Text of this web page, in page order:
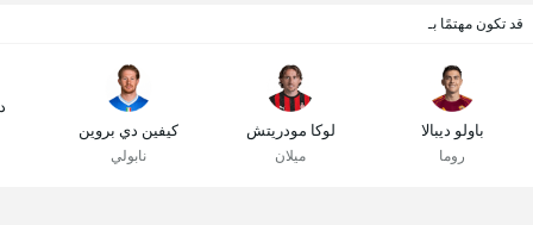
قد تكون مهتمًا بـ
باولو ديبالا
روما
لوكا مودريتش
ميلان
كيفين دي بروين
نابولي